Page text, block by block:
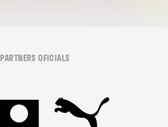
PARTNERS OFICIALS